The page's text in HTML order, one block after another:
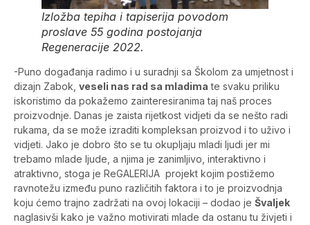
Izložba tepiha i tapiserija povodom
proslave 55 godina postojanja
Regeneracije 2022.
-Puno događanja radimo i u suradnji sa Školom za umjetnost i
dizajn Zabok, veseli nas rad sa mladima te svaku priliku
iskoristimo da pokažemo zainteresiranima taj naš proces
proizvodnje. Danas je zaista rijetkost vidjeti da se nešto radi
rukama, da se može izraditi kompleksan proizvod i to uživo i
vidjeti. Jako je dobro što se tu okupljaju mladi ljudi jer mi
trebamo mlade ljude, a njima je zanimljivo, interaktivno i
atraktivno, stoga je ReGALERIJA projekt kojim postižemo
ravnotežu između puno različitih faktora i to je proizvodnja
koju ćemo trajno zadržati na ovoj lokaciji – dodao je Švaljek
naglasivši kako je važno motivirati mlade da ostanu tu živjeti i